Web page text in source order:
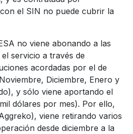
el SIN no puede cubrir la
no viene abonando a las
servicio a través de
acordadas por el de
Diciembre, Enero y
y sólo viene aportando el
dólares por mes). Por ello,
viene retirando varios
desde diciembre a la